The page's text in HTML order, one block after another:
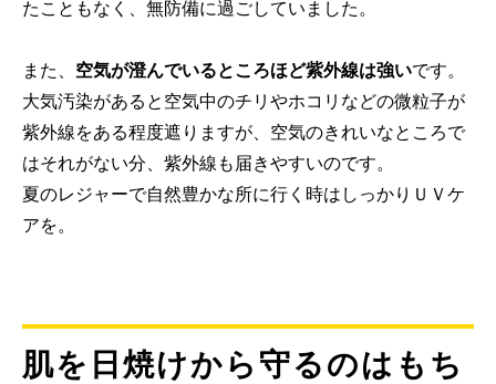
たこともなく、無防備に過ごしていました。
また、 空気が澄んでいるところほど紫外線は強いです。
大気汚染があると空気中のチリやホコリなどの微粒子が
紫外線をある程度遮りますが、空気のきれいなところで
はそれがない分、紫外線も届きやすいのです。
夏のレジャーで自然豊かな所に行く時はしっかりＵＶケ
アを。
肌を日焼けから守るのはもち